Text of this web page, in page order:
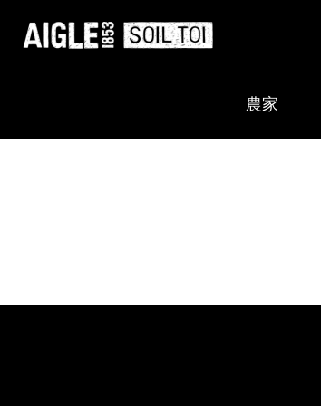
農家